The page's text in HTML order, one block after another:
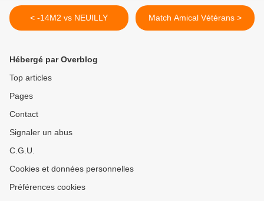
< -14M2 vs NEUILLY Match Amical Vétérans >
Hébergé par Overblog
Top articles
Pages
Contact
Signaler un abus
C.G.U.
Cookies et données personnelles
Préférences cookies